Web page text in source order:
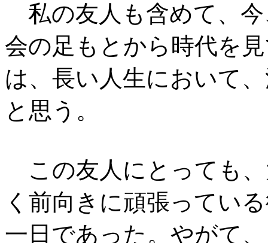
私の友人も含めて、今
会の足もとから時代を
は、長い人生において
と思う。
この友人にとっても
く前向きに頑張ってい
一日であった。やがて